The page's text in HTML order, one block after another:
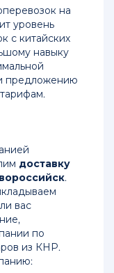
на
уровень
с китайских
навыку
предложению
доставку
.
вас
по
из КНР.